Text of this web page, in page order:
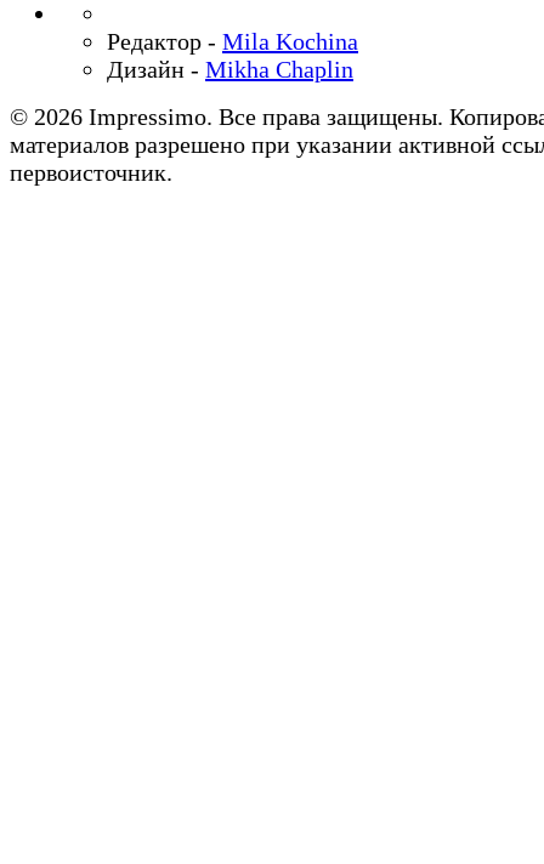
Редактор - Mila Kochina
Дизайн - Mikha Chaplin
© 2026 Impressimo. Все права защищены.
материалов разрешено при указании активной
первоисточник.